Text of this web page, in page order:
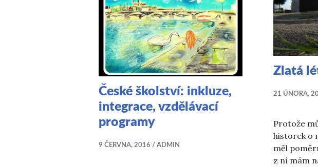
České školství: inkluze,
integrace, vzdělávací
programy
9 ČERVNA, 2016 ADMIN
Zlatá
21 ÚNORA,
Protože
historek o
měl
z ní mám